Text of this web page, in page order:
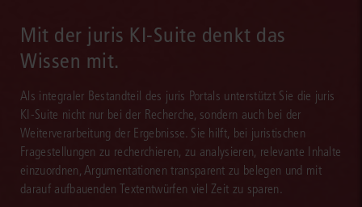
Mit der juris KI-Suite denkt das
Wissen mit.
Als integraler Bestandteil des juris Portals unterstützt Sie die juris
KI-Suite nicht nur bei der Recherche, sondern auch bei der
Weiterverarbeitung der Ergebnisse. Sie hilft, bei juristischen
Fragestellungen zu recherchieren, zu analysieren, relevante Inhalte
einzuordnen, Argumentationen transparent zu belegen und mit
darauf aufbauenden Textentwürfen viel Zeit zu sparen.